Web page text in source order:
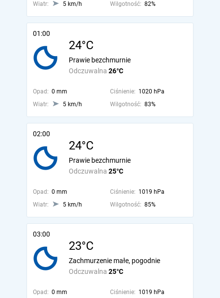
Wiatr:
5 km/h Wilgotność: 82%
01:00
24°C
Odczuwalna 26°C
Prawie bezchmurnie
Opad: 0 mm Ciśnienie: 1020 hPa
Wiatr:
5 km/h Wilgotność: 83%
02:00
24°C
Odczuwalna 25°C
Prawie bezchmurnie
Opad: 0 mm Ciśnienie: 1019 hPa
Wiatr:
5 km/h Wilgotność: 85%
03:00
23°C
Odczuwalna 25°C
Zachmurzenie małe, pogodnie
Opad: 0 mm Ciśnienie: 1019 hPa